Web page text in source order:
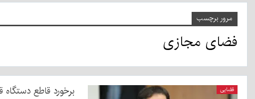
مرور برچسب
فضای مجازی
قضایی برخورد قاطع دستگاه